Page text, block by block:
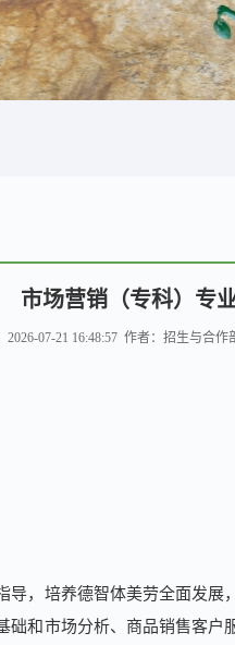
市场营销（专科）专
2026-07-21 16:48:57 作者：招生与合作
，培养德智体美劳全面发
和市场分析、商品销售客